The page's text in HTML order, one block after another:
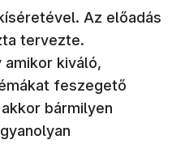
Az előadás
tervezte.
amikor kiváló,
feszegető
bármilyen